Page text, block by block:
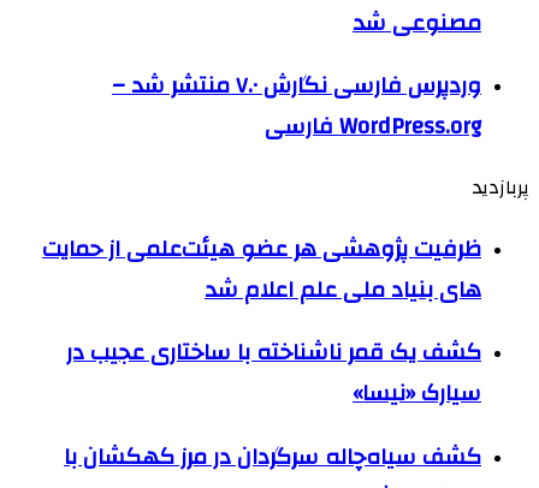
مصنوعی شد
وردپرس فارسی نگارش ۷.۰ منتشر شد –
WordPress.org فارسی
پربازدید
ظرفیت پژوهشی هر عضو هیئت‌علمی از حمایت
های بنیاد ملی علم اعلام شد
کشف یک قمر ناشناخته با ساختاری عجیب در
سیارک «نیسا»
کشف سیاه‌چاله سرگردان در مرز کهکشان با